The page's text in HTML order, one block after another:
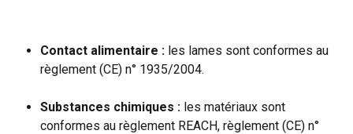
Contact alimentaire : les lames sont conformes au
règlement (CE) n° 1935/2004.
Substances chimiques : les matériaux sont
conformes au règlement REACH, règlement (CE) n°